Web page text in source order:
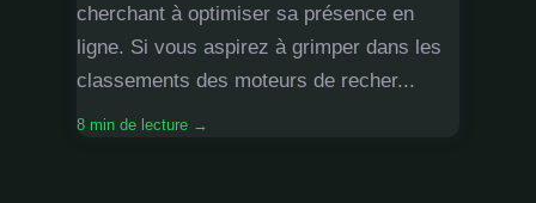
cherchant à optimiser sa présence en
ligne. Si vous aspirez à grimper dans les
classements des moteurs de recher...
8 min de lecture →